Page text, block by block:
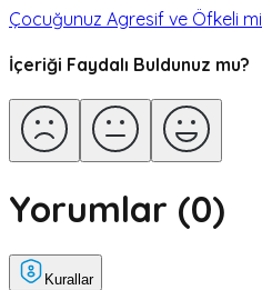
Çocuğunuz Agresif ve Öfkeli mi
İçeriği Faydalı Buldunuz mu?
Yorumlar (0)
Kurallar